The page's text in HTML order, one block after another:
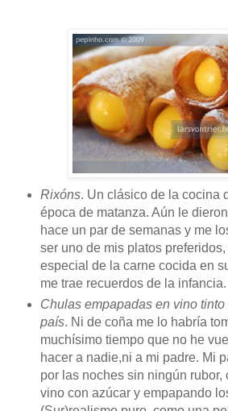
Rixóns. Un clásico de la cocina
época de matanza. Aún le
hace un par de semanas y me
ser uno de mis platos
especial de la carne cocida en
me trae recuerdos de la infancia.
Chulas empapadas en vino
país. Ni de coña me lo habría
muchísimo tiempo que no he
hacer a nadie,ni a mi padre. Mi
por las noches sin ningún rubor,
vino con azúcar y empapando